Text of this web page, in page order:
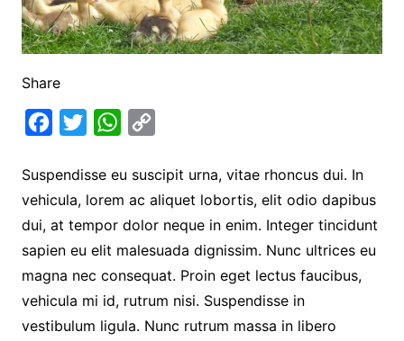
Share
c
e
b
o
o
k
i
t
t
e
r
W
a
t
s
A
p
p
p
y
L
i
n
k
Suspendisse eu suscipit urna, vitae rhoncus dui. In
vehicula, lorem ac aliquet lobortis, elit odio dapibus
dui, at tempor dolor neque in enim. Integer tincidunt
sapien eu elit malesuada dignissim. Nunc ultrices eu
magna nec consequat. Proin eget lectus faucibus,
vehicula mi id, rutrum nisi. Suspendisse in
vestibulum ligula. Nunc rutrum massa in libero